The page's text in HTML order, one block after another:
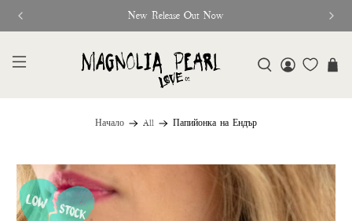
New Release Out Now
Начало All Папийонка на Ендър